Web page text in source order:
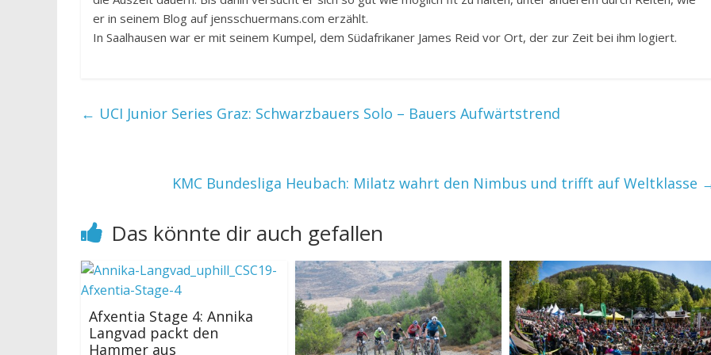
er in seinem Blog auf jensschuermans.com erzählt.
In Saalhausen war er mit seinem Kumpel, dem Südafrikaner James Reid vor Ort, der zur Zeit bei ihm logiert.
← UCI Junior Series Graz: Schwarzbauers Solo – Bauers Aufwärtstrend
KMC Bundesliga Heubach: Milatz wahrt den Nimbus und trifft auf Weltklasse
Das könnte dir auch gefallen
Afxentia Stage 4: Annika
Langvad packt den
Hammer aus